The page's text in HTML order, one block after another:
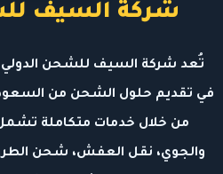
شركة السيف
تُعد شركة السيف للشحن
في تقديم حلول الشحن من
من خلال خدمات متكاملة
والجوي، نقل العفش، شحن